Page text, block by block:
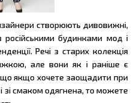
створюють дивовижні,
російськими будинками мод і
Речі з старих колекція
але вони як і раніше є
якщо хочете заощадити при
зі смаком одягнена, то можете